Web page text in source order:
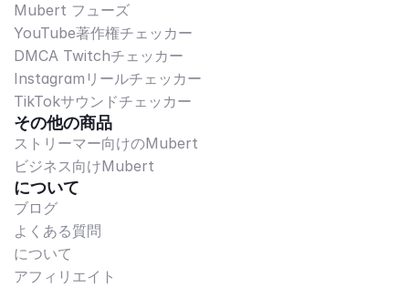
Mubert フューズ
YouTube著作権チェッカー
DMCA Twitchチェッカー
Instagramリールチェッカー
TikTokサウンドチェッカー
その他の商品
ストリーマー向けのMubert
ビジネス向けMubert
について
ブログ
よくある質問
について
アフィリエイト